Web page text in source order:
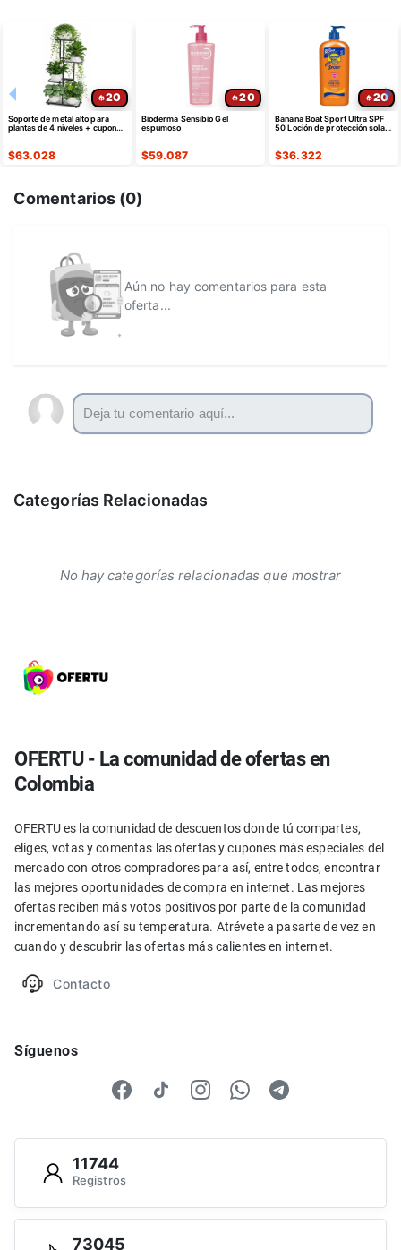
20
Soporte de metal alto para
plantas de 4 niveles + cupon
$63.028
20
Bioderma Sensibio Gel
espumoso
$59.087
20
Banana Boat Sport Ultra SPF
50 Loción de protección solar,
$36.322
Comentarios (0)
Aún no hay comentarios para esta
oferta...
Categorías Relacionadas
No hay categorías relacionadas que mostrar
OFERTU - La comunidad de ofertas en
Colombia
OFERTU es la comunidad de descuentos donde tú compartes,
eliges, votas y comentas las ofertas y cupones más especiales del
mercado con otros compradores para así, entre todos, encontrar
las mejores oportunidades de compra en internet. Las mejores
ofertas reciben más votos positivos por parte de la comunidad
incrementando así su temperatura. Atrévete a pasarte de vez en
cuando y descubrir las ofertas más calientes en internet.
Contacto
Síguenos
11744
Registros
73045